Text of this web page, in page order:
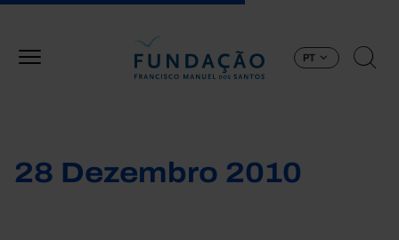
PT
28 Dezembro 2010